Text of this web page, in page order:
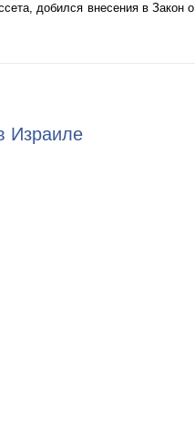
добился внесения в Закон о
Израиле